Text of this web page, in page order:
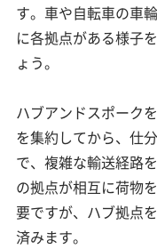
す。車や自転車の車
に各拠点がある様子
ょう。
ハブアンドスポーク
を集約してから、仕
で、複雑な輸送経路
の拠点が相互に荷物
要ですが、ハブ拠点
済みます。